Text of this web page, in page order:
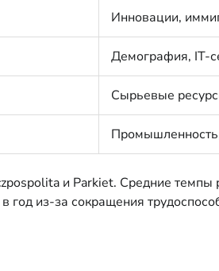
Инновации,
Демография, IT-
Сырьевые
и Parkiet. Средние
из-за сокращения